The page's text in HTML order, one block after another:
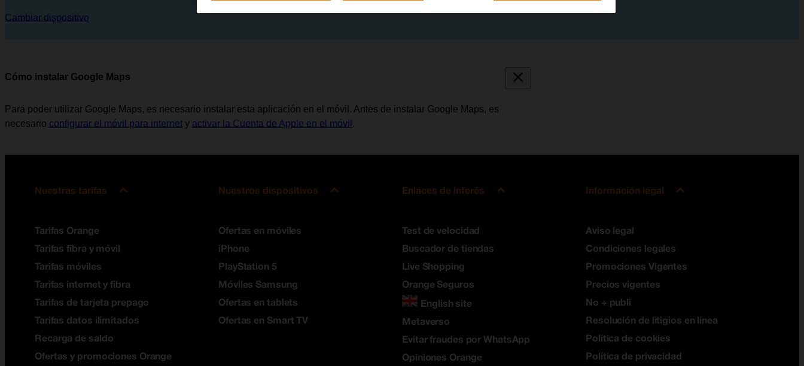
Cambiar dispositivo
Cómo instalar Google Maps
Para poder utilizar Google Maps, es necesario instalar esta aplicación en el móvil. Antes de instalar Google Maps, es
necesario configurar el móvil para internet y activar la Cuenta de Apple en el móvil .
Nuestras tarifas
Tarifas Orange
Tarifas fibra y móvil
Tarifas móviles
Tarifas internet y fibra
Tarifas de tarjeta prepago
Tarifas datos ilimitados
Recarga de saldo
Ofertas y promociones Orange
Nuestros dispositivos
Ofertas en móviles
iPhone
PlayStation 5
Móviles Samsung
Ofertas en tablets
Ofertas en Smart TV
Enlaces de interés
Test de velocidad
Buscador de tiendas
Live Shopping
Orange Seguros
English site
Metaverso
Evitar fraudes por WhatsApp
Opiniones Orange
Información legal
Aviso legal
Condiciones legales
Promociones Vigentes
Precios vigentes
No + publi
Resolución de litigios en línea
Política de cookies
Política de privacidad